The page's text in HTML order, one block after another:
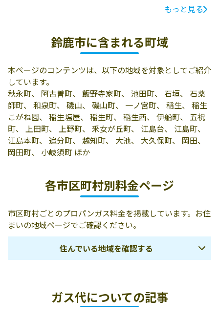
電話番号
1268
燃設
5-26
有限会社飯田商
事
513-0802 鈴鹿市
飯野寺家町296-1
059-382-1640
有限会社能津燃
商／鈴鹿営業所
鈴鹿市末広町3-2 059-382-6120
有限会社田中仁
鈴鹿市長太旭町3
有限会社田中正
513-0813 鈴鹿市
北玉垣町888
059-382-0099
有限会社中條米
穀店
鈴鹿市若松東2丁
目12-23
059-385-0073
有限会社清水プ
ロパン
鈴鹿市国府町
2200-208
059-?37-80620
江島本町36-3
もっと見る
鈴鹿市に含まれる町域
本ページのコンテンツは、以下の地域を対象としてご紹介
しています。
秋永町、 阿古曽町、 飯野寺家町、 池田町、 石垣、 石薬
師町、 和泉町、 磯山、 磯山町、 一ノ宮町、 稲生、 稲生
こがね園、 稲生塩屋、 稲生町、 稲生西、 伊船町、 五祝
町、 上田町、 上野町、 釆女が丘町、 江島台、 江島町、
江島本町、 追分町、 越知町、 大池、 大久保町、 岡田、
岡田町、 小岐須町 ほか
各市区町村別料金ページ
市区町村ごとのプロパンガス料金を掲載しています。お住
まいの地域ページでご確認ください。
住んでいる地域を確認する
亀山市
桑名郡木曽岬町
ガス代についての記事